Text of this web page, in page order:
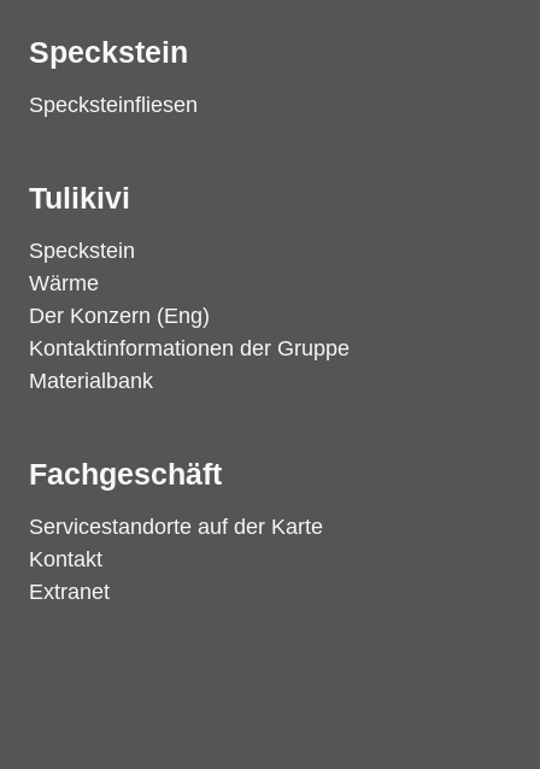
Speckstein
Specksteinfliesen
Tulikivi
Speckstein
Wärme
Der Konzern (Eng)
Kontaktinformationen der Gruppe
Materialbank
Fachgeschäft
Servicestandorte auf der Karte
Kontakt
Extranet